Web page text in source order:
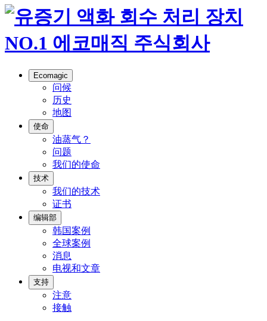
Ecomagic
问候
历史
地图
使命
油蒸气？
问题
我们的使命
技术
我们的技术
证书
编辑部
韩国案例
全球案例
消息
电视和文章
支持
注意
接触